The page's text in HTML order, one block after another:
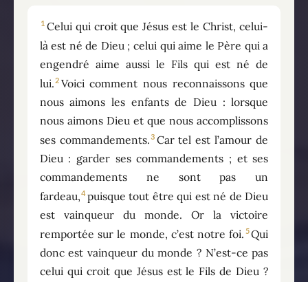
1 Celui qui croit que Jésus est le Christ, celui-
là est né de Dieu ; celui qui aime le Père qui a
engendré aime aussi le Fils qui est né de
lui.2 Voici comment nous reconnaissons que
nous aimons les enfants de Dieu : lorsque
nous aimons Dieu et que nous accomplissons
ses commandements.3 Car tel est l’amour de
Dieu : garder ses commandements ; et ses
commandements ne sont pas un
fardeau,4 puisque tout être qui est né de Dieu
est vainqueur du monde. Or la victoire
remportée sur le monde, c’est notre foi. 5Qui
donc est vainqueur du monde ? N’est-ce pas
celui qui croit que Jésus est le Fils de Dieu ?